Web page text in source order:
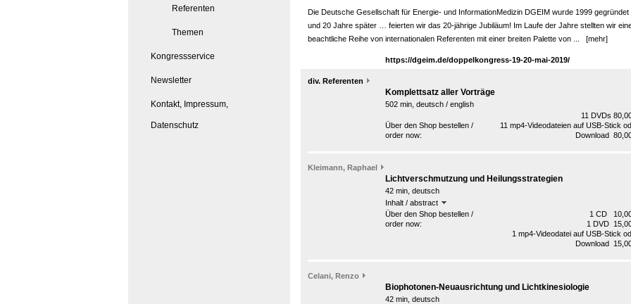
Referenten
Themen
Kongressservice
Newsletter
Kontakt, Impressum,
Datenschutz
Die Deutsche Gesellschaft für Energie- und InformationMedizin DGEIM wurde 1999 gegründet
und 20 Jahre später … feierten wir das 20-jährige Jubiläum! Im Laufe der Jahre stellten wir
beachtliche Reihe von internationalen Referenten mit einer breiten Palette von ... [mehr]
https://dgeim.de/doppelkongress-19-20-mai-2019/
div. Referenten
Komplettsatz aller Vorträge
502 min, deutsch / english
Über den Shop bestellen /
order now:
11 DVDs
11 mp4-Videodateien auf USB-Stick
Download
Kleimann, Raphael
Lichtverschmutzung und Heilungsstrategien
42 min, deutsch
Inhalt / abstract
Über den Shop bestellen /
order now:
1 CD
1 DVD
1 mp4-Videodatei auf USB-Stick
Download
Celani, Renzo
Biophotonen-Neuausrichtung und Lichtkinesiologie
42 min, deutsch